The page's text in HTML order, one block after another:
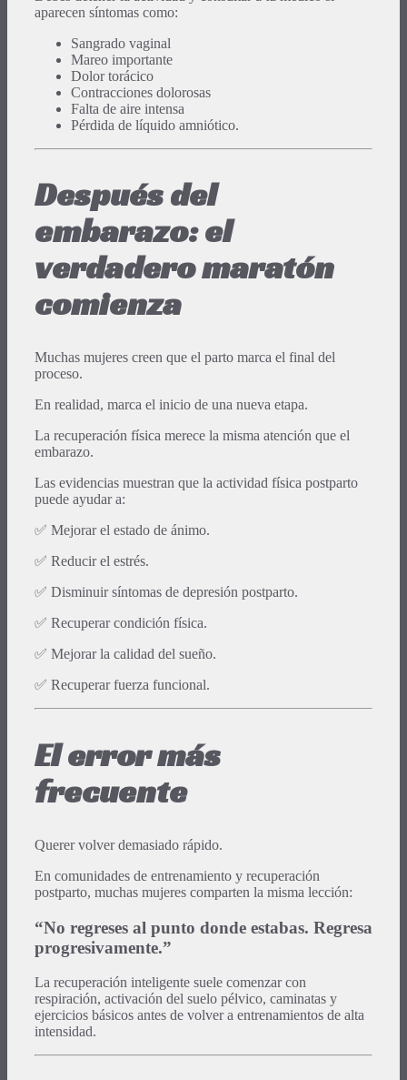
aparecen síntomas como:
Sangrado vaginal
Mareo importante
Dolor torácico
Contracciones dolorosas
Falta de aire intensa
Pérdida de líquido amniótico.
Después del
embarazo: el
verdadero maratón
comienza
Muchas mujeres creen que el parto marca el final del
proceso.
En realidad, marca el inicio de una nueva etapa.
La recuperación física merece la misma atención que el
embarazo.
Las evidencias muestran que la actividad física postparto
puede ayudar a:
✅ Mejorar el estado de ánimo.
✅ Reducir el estrés.
✅ Disminuir síntomas de depresión postparto.
✅ Recuperar condición física.
✅ Mejorar la calidad del sueño.
✅ Recuperar fuerza funcional.
El error más
frecuente
Querer volver demasiado rápido.
En comunidades de entrenamiento y recuperación
postparto, muchas mujeres comparten la misma lección:
“No regreses al punto donde estabas. Regresa
progresivamente.”
La recuperación inteligente suele comenzar con
respiración, activación del suelo pélvico, caminatas y
ejercicios básicos antes de volver a entrenamientos de alta
intensidad.